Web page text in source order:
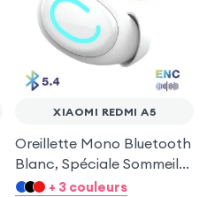
XIAOMI REDMI A5
Oreillette Mono Bluetooth
Blanc, Spéciale Sommeil
pour Xiaomi Redmi A5
+ 3 couleurs